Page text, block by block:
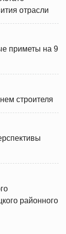
отрасли
приметы на 9
строителя
районного